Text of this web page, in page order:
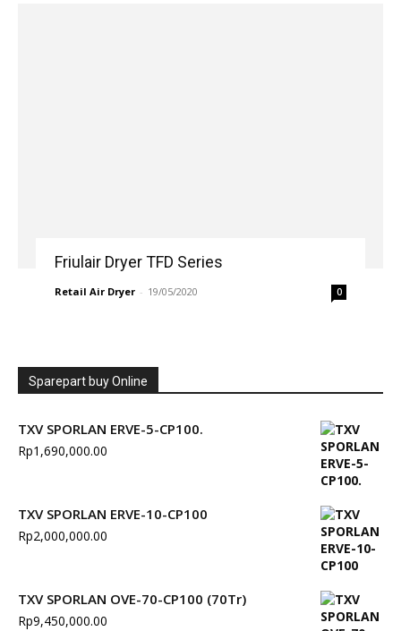
Friulair Dryer TFD Series
Retail Air Dryer - 19/05/2020 0
Sparepart buy Online
TXV SPORLAN ERVE-5-CP100.
Rp1,690,000.00
TXV SPORLAN ERVE-10-CP100
Rp2,000,000.00
TXV SPORLAN OVE-70-CP100 (70Tr)
Rp9,450,000.00